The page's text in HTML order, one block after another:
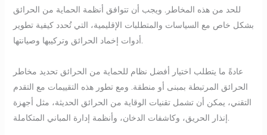
للحد من هذه المخاطر. ويجب أن تتوافق أنظمة الحماية من الحرائق
بشكل خاص مع السياسات والمتطلبات الإقليمية، التي تُحدد كيفية تطوير
أدوات إخماد الحرائق وتركيبها وصيانتها.
عادةً ما يتطلب اختيار أفضل نظام للحماية من الحرائق تحديد مخاطر
الحرائق المرتبطة بمبنى أو منطقة. ومع تطور هذه التقييمات مع التقدم
التقني، يمكن أن تشمل تقنيات الوقاية من الحرائق الحديثة، مثل أجهزة
إنذار الحريق، وكاشفات الدخان، وأنظمة إدارة المباني المتكاملة.